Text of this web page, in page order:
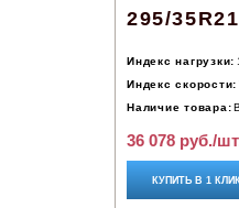
295/35R21
Индекс нагрузки:
Индекс скорости:
Наличие товара:
36 078 руб./
КУПИТЬ В 1 КЛИК